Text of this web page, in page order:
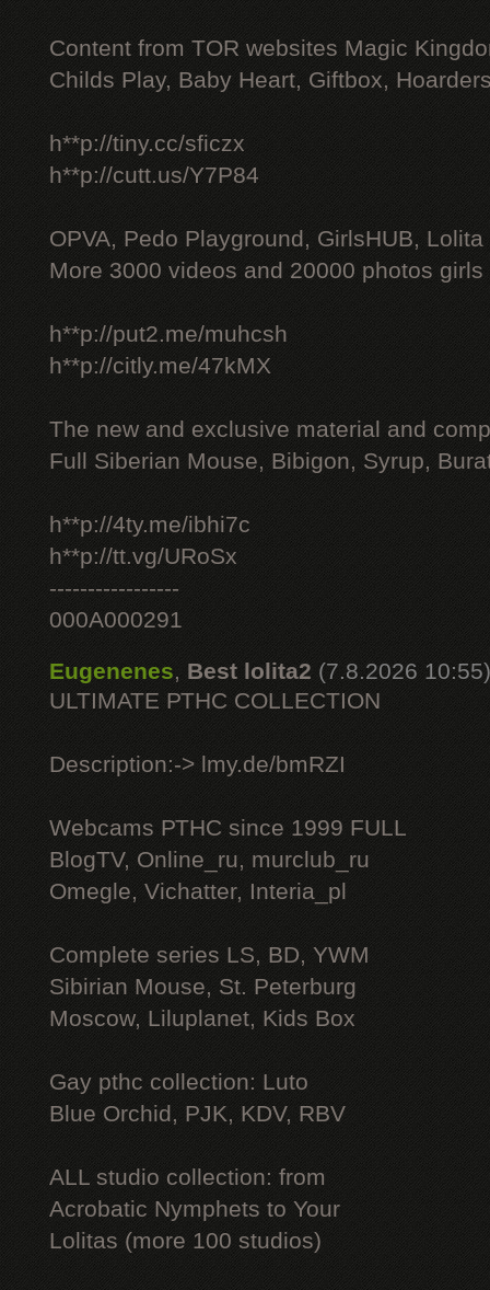
Content from TOR websites Magic
Childs Play, Baby Heart, Giftbox,
h**p://tiny.cc/sficzx
h**p://cutt.us/Y7P84
OPVA, Pedo Playground, GirlsHUB, Lolita
More 3000 videos and 20000 photos
h**p://put2.me/muhcsh
h**p://citly.me/47kMX
The new and exclusive material and
Full Siberian Mouse, Bibigon, Syrup,
h**p://4ty.me/ibhi7c
h**p://tt.vg/URoSx
-----------------
000A000291
Eugenenes, Best lolita2 (7.8.2026 10:55)
ULTIMATE РТНС COLLECTION
Description:-> lmy.de/bmRZI
Webcams РТНС since 1999 FULL
BlogTV, Online_ru, murclub_ru
Omegle, Vichatter, Interia_pl
Complete series LS, BD, YWM
Sibirian Mouse, St. Peterburg
Moscow, Liluplanet, Kids Box
Gay рthс collection: Luto
Blue Orchid, PJK, KDV, RBV
ALL studio collection: from
Acrobatic Nymрhеts to Your
Lоlitаs (more 100 studios)